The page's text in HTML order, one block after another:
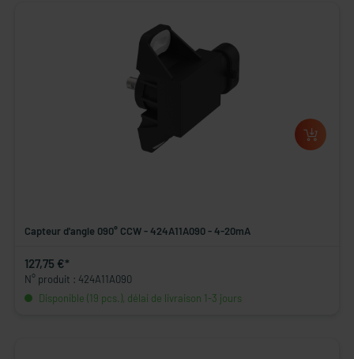
Capteur d'angle 090° CCW - 424A11A090 - 4-20mA
127,75 €*
N° produit : 424A11A090
Disponible (19 pcs.), délai de livraison 1-3 jours